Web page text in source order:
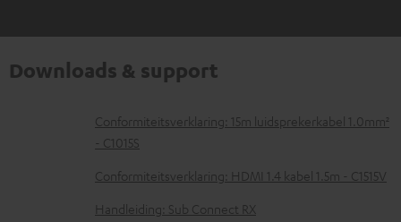
Downloads & support
D
o
w
n
Conformiteitsverklaring: 15m luidsprekerkabel 1.0mm²
- C1015S
Conformiteitsverklaring: HDMI 1.4 kabel 1.5m - C1515V
Handleiding: Sub Connect RX